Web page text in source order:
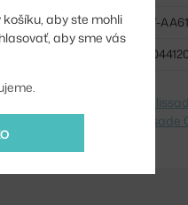
HAY-
Ottoman
aby ste mohli
aby sme vás